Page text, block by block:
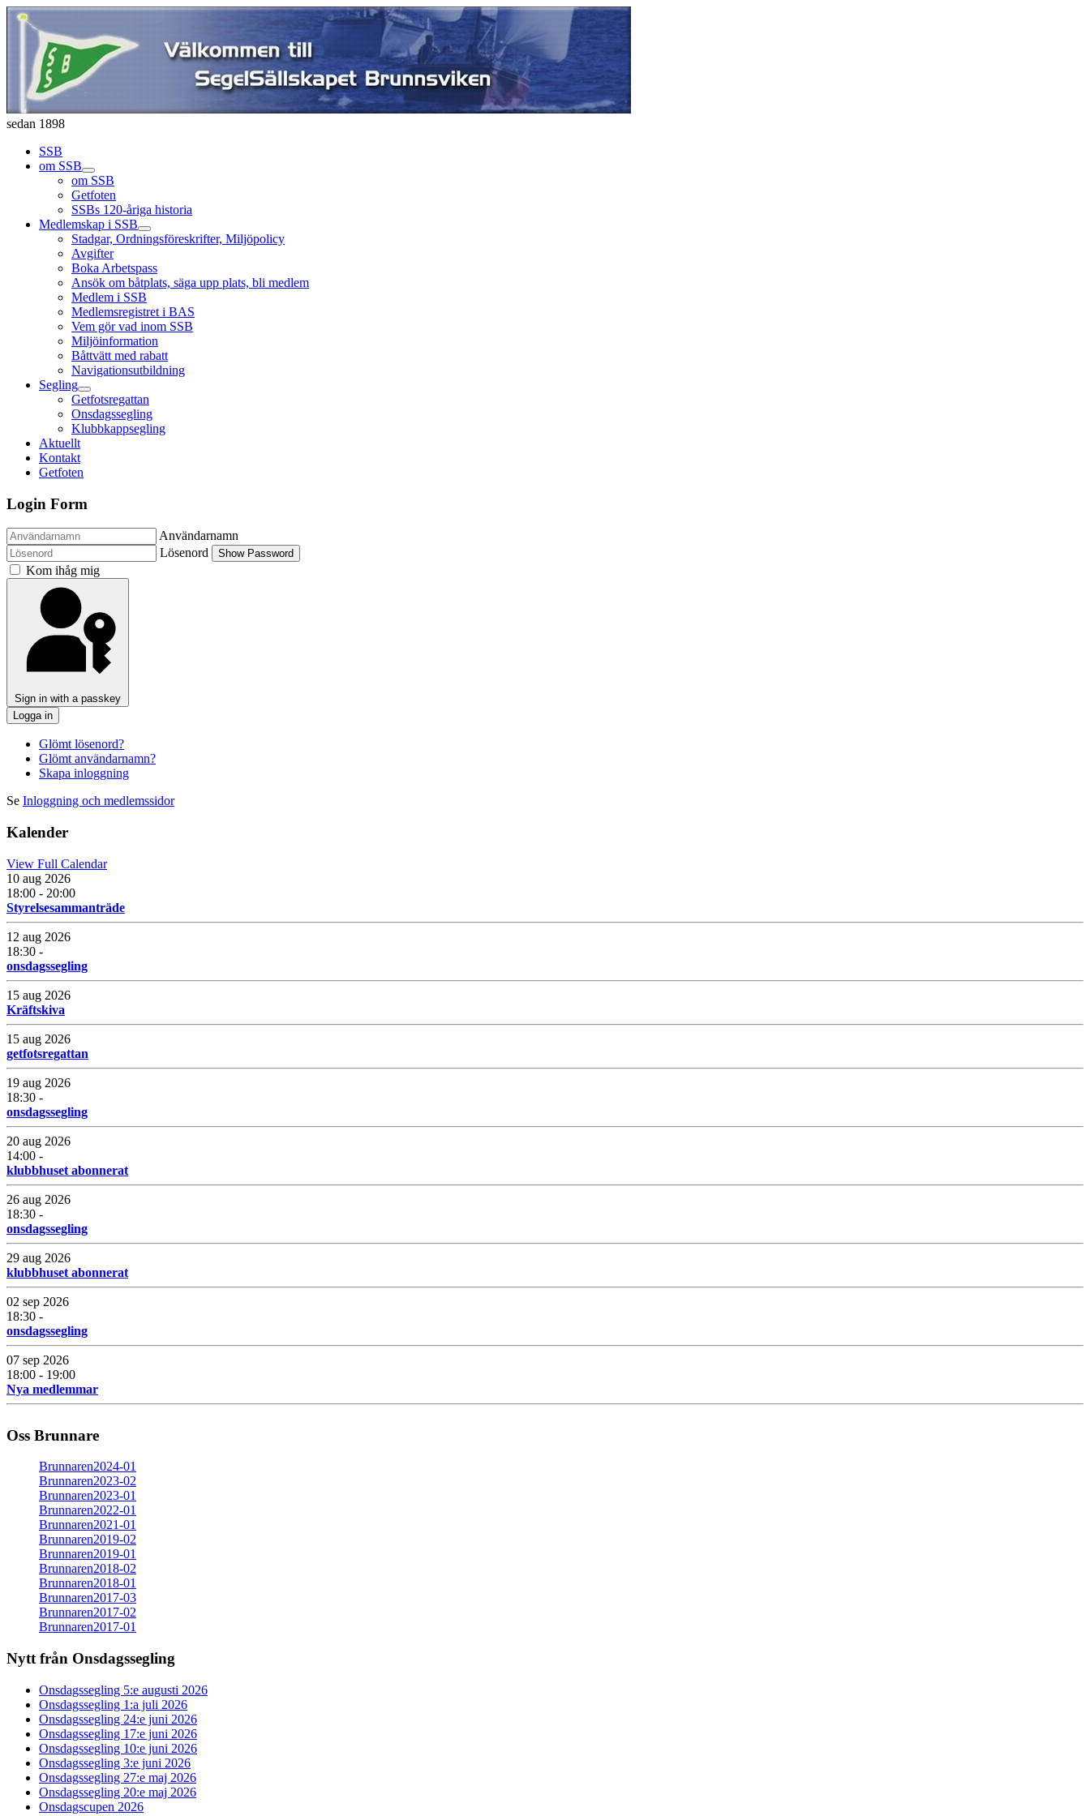
sedan 1898
SSB
om SSB
om SSB
Getfoten
SSBs 120-åriga historia
Medlemskap i SSB
Stadgar, Ordningsföreskrifter, Miljöpolicy
Avgifter
Boka Arbetspass
Ansök om båtplats, säga upp plats, bli medlem
Medlem i SSB
Medlemsregistret i BAS
Vem gör vad inom SSB
Miljöinformation
Båttvätt med rabatt
Navigationsutbildning
Segling
Getfotsregattan
Onsdagssegling
Klubbkappsegling
Aktuellt
Kontakt
Getfoten
Login Form
Användarnamn
Lösenord
Show Password
Kom ihåg mig
Sign in with a passkey
Logga in
Glömt lösenord?
Glömt användarnamn?
Skapa inloggning
Se Inloggning och medlemssidor
Kalender
View Full Calendar
10 aug 2026
18:00 - 20:00
Styrelsesammanträde
12 aug 2026
18:30 -
onsdagssegling
15 aug 2026
Kräftskiva
15 aug 2026
getfotsregattan
19 aug 2026
18:30 -
onsdagssegling
20 aug 2026
14:00 -
klubbhuset abonnerat
26 aug 2026
18:30 -
onsdagssegling
29 aug 2026
klubbhuset abonnerat
02 sep 2026
18:30 -
onsdagssegling
07 sep 2026
18:00 - 19:00
Nya medlemmar
Oss Brunnare
Brunnaren2024-01
Brunnaren2023-02
Brunnaren2023-01
Brunnaren2022-01
Brunnaren2021-01
Brunnaren2019-02
Brunnaren2019-01
Brunnaren2018-02
Brunnaren2018-01
Brunnaren2017-03
Brunnaren2017-02
Brunnaren2017-01
Nytt från Onsdagssegling
Onsdagssegling 5:e augusti 2026
Onsdagssegling 1:a juli 2026
Onsdagssegling 24:e juni 2026
Onsdagssegling 17:e juni 2026
Onsdagssegling 10:e juni 2026
Onsdagssegling 3:e juni 2026
Onsdagssegling 27:e maj 2026
Onsdagssegling 20:e maj 2026
Onsdagscupen 2026